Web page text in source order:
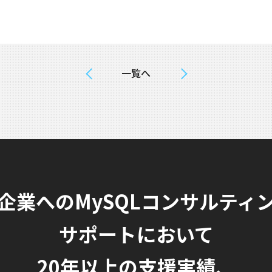
一覧へ
業へのMySQLコンサルティ
サポートにおいて